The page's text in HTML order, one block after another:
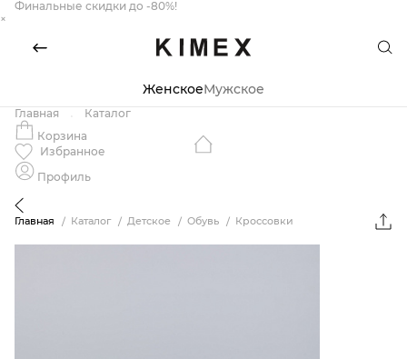
Финальные скидки до -80%!
×
ЖенскоеМужское
Главная
Каталог
Корзина
Избранное
Профиль
Главная Каталог Детское Обувь Кроссовки